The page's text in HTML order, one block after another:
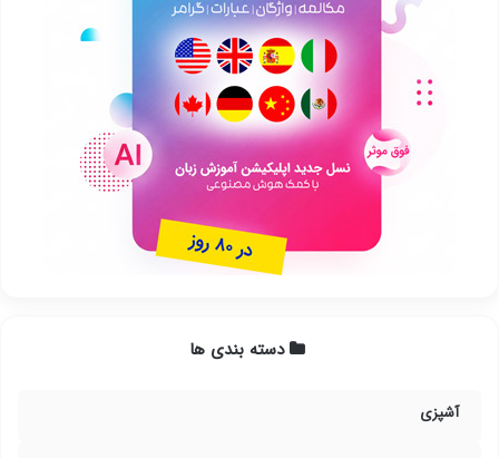
دسته بندی ها
آشپزی